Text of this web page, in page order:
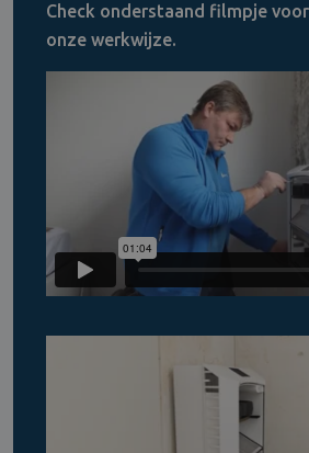
Check onderstaand filmpje
onze werkwijze.